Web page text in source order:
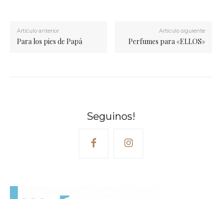
Artículo anterior
Para los pies de Papá
Artículo siguiente
Perfumes para «ELLOS»
Seguinos!